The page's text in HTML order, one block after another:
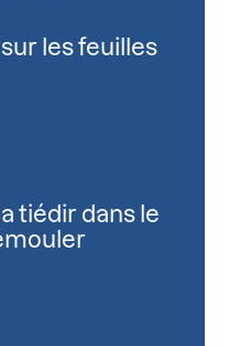
les feuilles
tiédir dans le